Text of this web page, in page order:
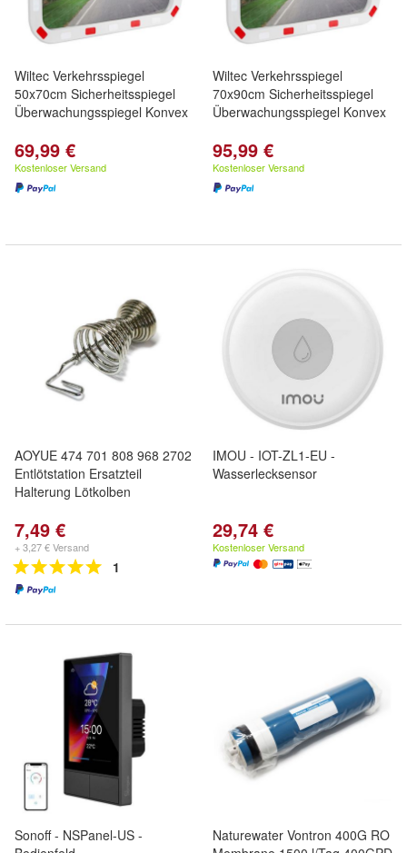
Wiltec Verkehrsspiegel
50x70cm Sicherheitsspiegel
Überwachungsspiegel Konvex
69,99 €
Kostenloser Versand
Wiltec Verkehrsspiegel
70x90cm Sicherheitsspiegel
Überwachungsspiegel Konvex
95,99 €
Kostenloser Versand
AOYUE 474 701 808 968 2702
Entlötstation Ersatzteil
Halterung Lötkolben
7,49 €
+ 3,27 € Versand
1
IMOU - IOT-ZL1-EU -
Wasserlecksensor
29,74 €
Kostenloser Versand
Sonoff - NSPanel-US -
Naturewater Vontron 400G RO